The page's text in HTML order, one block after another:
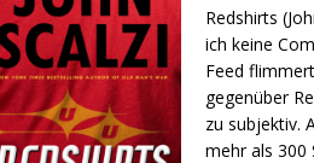
Redshirts
ich keine
Feed
gegenüber
zu subjektiv.
mehr als 300